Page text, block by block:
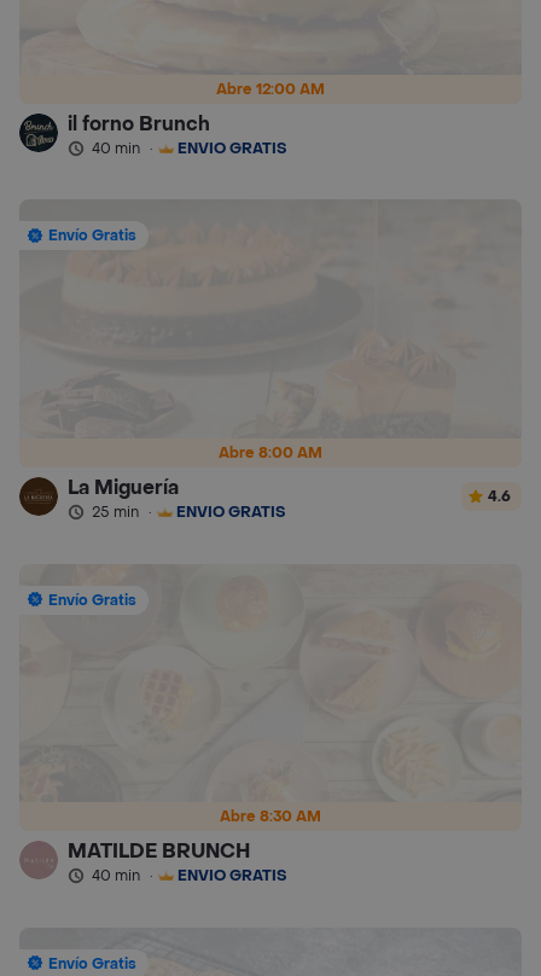
Abre 12:00 AM
il forno Brunch
40 min · ENVÍO GRATIS
Abre 8:00 AM
Envío Gratis
La Miguería
25 min · ENVÍO GRATIS
4.6
Abre 8:30 AM
Envío Gratis
MATILDE BRUNCH
40 min · ENVÍO GRATIS
Envío Gratis